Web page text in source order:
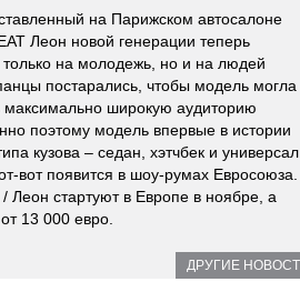
на Парижском автосалоне
Леон новой генерации теперь
только на молодежь, но и на людей
постарались, чтобы модель могла
максимально широкую аудиторию
поэтому модель впервые в истории
кузова – седан, хэтчбек и универсал.
вот появится в шоу-румах Евросоюза.
Леон стартуют в Европе в ноябре, а
13 000 евро.
ДРУГИЕ